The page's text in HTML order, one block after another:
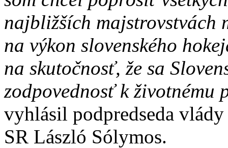
najbližších majstrovstvách
na výkon slovenského
na skutočnosť, že sa
zodpovednosť k životnému
vyhlásil podpredseda
SR László Sólymos.